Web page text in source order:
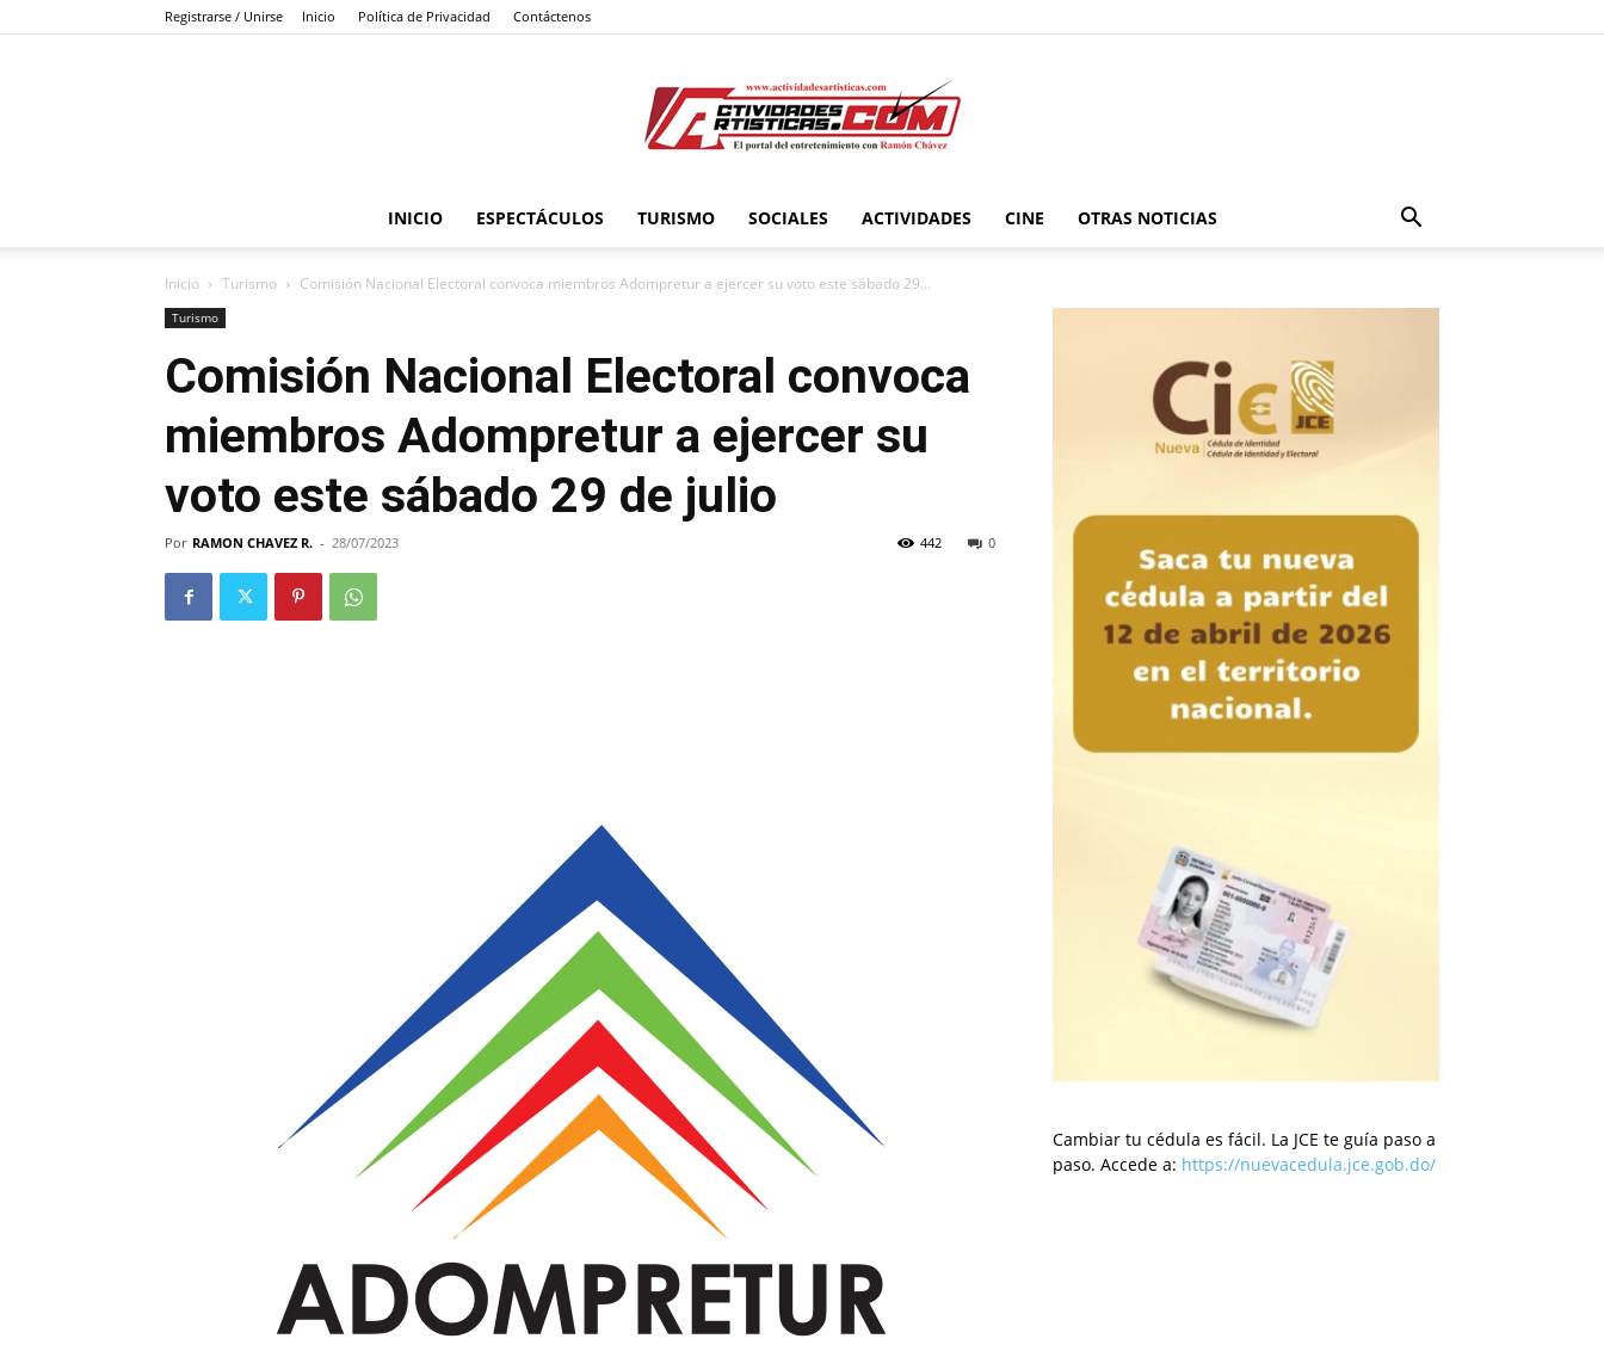
Registrarse / Unirse Inicio Política de Privacidad Contáctenos
Actividadesartisticas.com
INICIO ESPECTÁCULOS TURISMO SOCIALES ACTIVIDADES CINE OTRAS NOTICIAS
Inicio Turismo Comisión Nacional Electoral convoca miembros Adompretur a ejercer su voto este sábado 29...
Turismo
Comisión Nacional Electoral convoca
miembros Adompretur a ejercer su
voto este sábado 29 de julio
Por RAMON CHAVEZ R. - 28/07/2023 0
442
Cambiar tu cédula es fácil. La JCE te guía paso a
paso. Accede a: https://nuevacedula.jce.gob.do/